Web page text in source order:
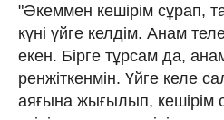
"Әкеммен кешірім сұрап,
күні үйге келдім. Анам
екен. Бірге тұрсам да,
ренжіткенмін. Үйге келе
аяғына жығылып, кешірім